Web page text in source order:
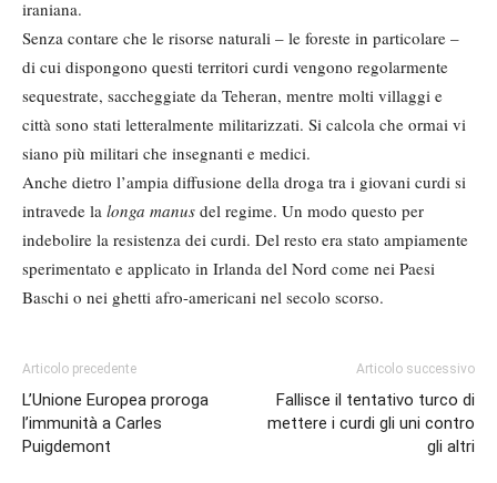
iraniana.
Senza contare che le risorse naturali – le foreste in particolare –
di cui dispongono questi territori curdi vengono regolarmente
sequestrate, saccheggiate da Teheran, mentre molti villaggi e
città sono stati letteralmente militarizzati. Si calcola che ormai vi
siano più militari che insegnanti e medici.
Anche dietro l’ampia diffusione della droga tra i giovani curdi si
intravede la longa manus del regime. Un modo questo per
indebolire la resistenza dei curdi. Del resto era stato ampiamente
sperimentato e applicato in Irlanda del Nord come nei Paesi
Baschi o nei ghetti afro-americani nel secolo scorso.
Articolo precedente
L’Unione Europea proroga
l’immunità a Carles
Puigdemont
Articolo successivo
Fallisce il tentativo turco di
mettere i curdi gli uni contro
gli altri